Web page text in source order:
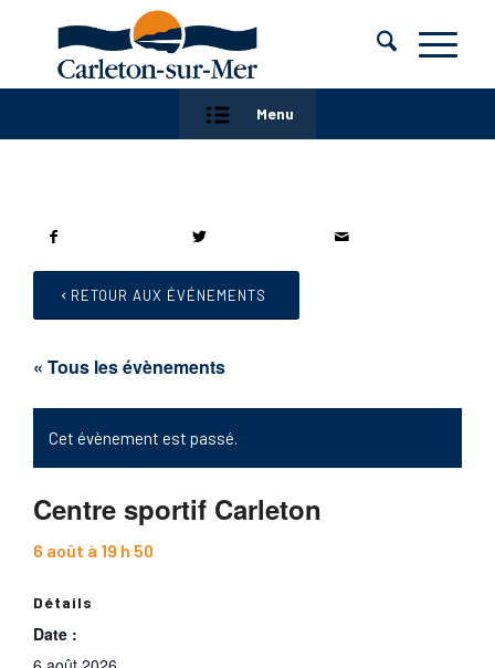
Menu
RETOUR AUX ÉVÉNEMENTS
« Tous les évènements
Cet évènement est passé.
Centre sportif Carleton
6 août à 19 h 50
Détails
Date :